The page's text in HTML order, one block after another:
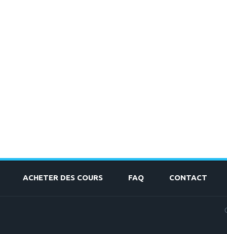
ACHETER DES COURS FAQ CONTACT